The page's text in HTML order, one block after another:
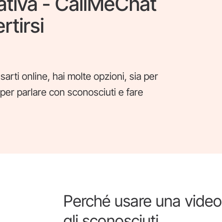
online, hai molte opzioni, sia per
parlare con sconosciuti e fare
Perché usare una